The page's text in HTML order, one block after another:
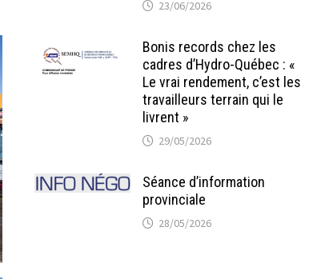
23/06/2026
Bonis records chez les
cadres d’Hydro-Québec : «
Le vrai rendement, c’est les
travailleurs terrain qui le
livrent »
29/05/2026
Séance d’information
provinciale
28/05/2026